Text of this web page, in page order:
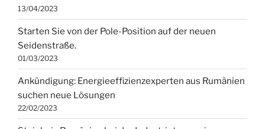
13/04/2023
Starten Sie von der Pole-Position auf der neuen
Seidenstraße.
01/03/2023
Ankündigung: Energieeffizienzexperten aus Rumänien
suchen neue Lösungen
22/02/2023